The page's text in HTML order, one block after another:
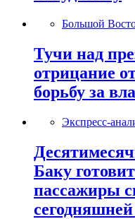
Большой
Тучи над
отрицание
борьбу за
Экспресс-
Баку
пассажиры